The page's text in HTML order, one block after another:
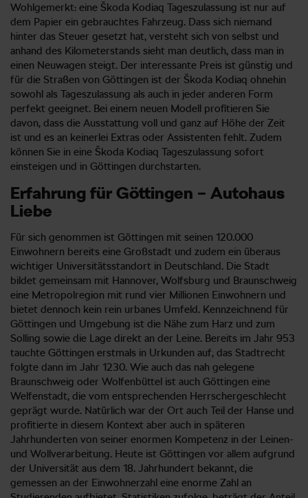
Wohlgemerkt: eine Škoda Kodiaq Tageszulassung ist nur auf
dem Papier ein gebrauchtes Fahrzeug. Dass sich niemand
hinter das Steuer gesetzt hat, versteht sich von selbst und
anhand des Kilometerstands sieht man deutlich, dass man in
einen Neuwagen steigt. Der interessante Preis ist günstig und
für die Straßen von Göttingen ist der Škoda Kodiaq ohnehin
sowohl als Tageszulassung als auch in jeder anderen Form
perfekt geeignet. Bei einem neuen Modell profitieren Sie
davon, dass die Ausstattung voll und ganz auf Höhe der Zeit
ist und es an keinerlei Extras oder Assistenten fehlt. Zudem
können Sie in eine Škoda Kodiaq Tageszulassung sofort
einsteigen und in Göttingen durchstarten.
Erfahrung für Göttingen – Autohaus
Liebe
Für sich genommen ist Göttingen mit seinen 120.000
Einwohnern bereits eine Großstadt und zudem ein überaus
wichtiger Universitätsstandort in Deutschland. Die Stadt
bildet gemeinsam mit Hannover, Wolfsburg und Braunschweig
eine Metropolregion mit rund vier Millionen Einwohnern und
bietet dennoch kein rein urbanes Umfeld. Kennzeichnend für
Göttingen und Umgebung ist die Nähe zum Harz und zum
Solling sowie die Lage direkt an der Leine. Bereits im Jahr 953
tauchte Göttingen erstmals in Urkunden auf, das Stadtrecht
folgte dann im Jahr 1230. Wie auch das nah gelegene
Braunschweig oder Wolfenbüttel ist auch Göttingen eine
Welfenstadt, die vom entsprechenden Herrschergeschlecht
geprägt wurde. Natürlich war der Ort auch Teil der Hanse und
profitierte in diesem Kontext aber auch in späteren
Jahrhunderten von seiner enormen Kompetenz in der Leinen-
und Wollverarbeitung. Heute ist Göttingen vor allem aufgrund
der Universität aus dem 18. Jahrhundert bekannt, die
gemessen an der Einwohnerzahl eine enorme Zahl an